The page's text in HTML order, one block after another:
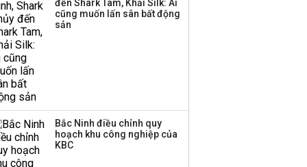
Thị trường thường
đến Shark Tam, Khải Silk: Ai
cũng muốn lấn sân bất động
sản
Bắc Ninh điều chỉnh quy
hoạch khu công nghiệp của
KBC